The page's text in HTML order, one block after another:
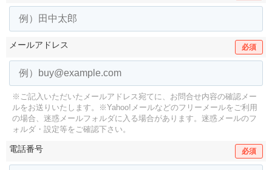
メールアドレス 必須
※ご記入いただいたメールアドレス宛てに、お問合せ内容の確認メー
ルをお送りいたします。
※Yahoo!メールなどのフリーメールをご利用
の場合、迷惑メールフォルダに入る場合があります。 迷惑メールのフ
ォルダ・設定等をご確認下さい。
電話番号 必須